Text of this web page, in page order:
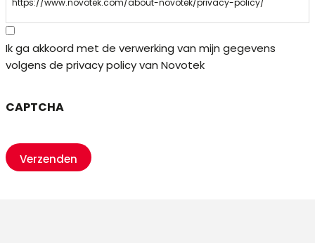
Ik ga akkoord met de verwerking van mijn gegevens
volgens de privacy policy van Novotek
CAPTCHA